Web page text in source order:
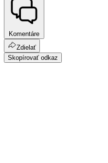
Komentáre
Zdielať
Skopírovať odkaz